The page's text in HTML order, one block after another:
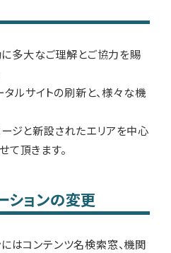
多大なご理解とご協力を賜
ルサイトの刷新と、様々な機
ジと新設されたエリアを中心
て頂きます。
ションの変更
はコンテンツ名検索窓、機関